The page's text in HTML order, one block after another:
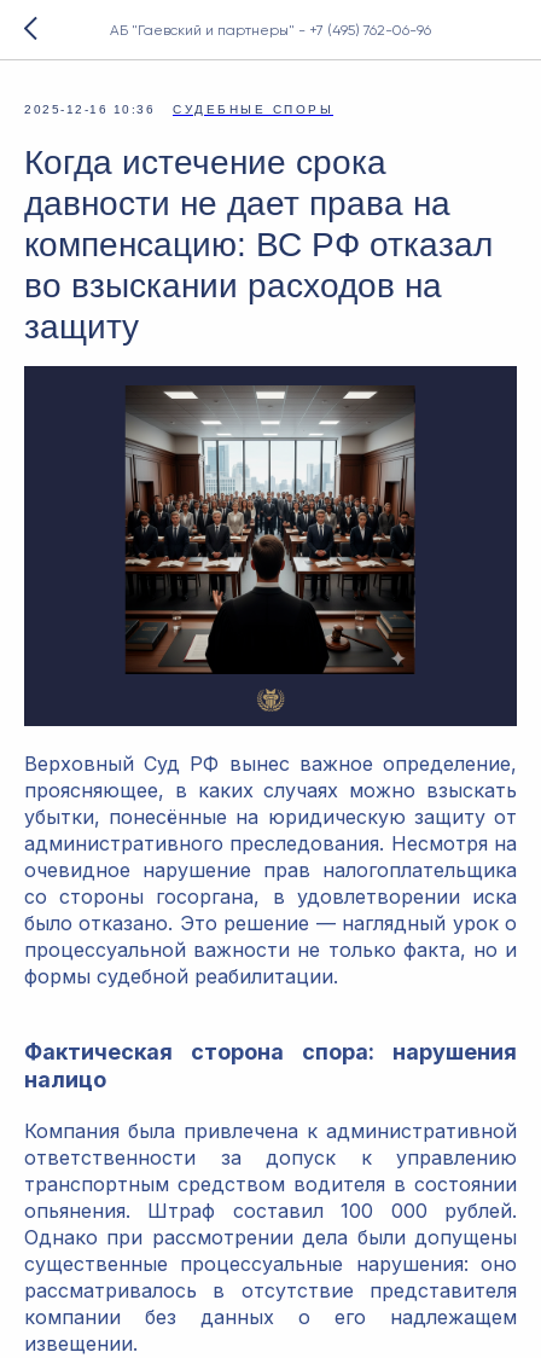
АБ "Гаевский и партнеры" - +7 (495) 762-06-96
2025-12-16 10:36 СУДЕБНЫЕ СПОРЫ
Когда истечение срока
давности не дает права на
компенсацию: ВС РФ отказал
во взыскании расходов на
защиту
Верховный Суд РФ вынес важное определение,
проясняющее, в каких случаях можно взыскать
убытки, понесённые на юридическую защиту от
административного преследования. Несмотря на
очевидное нарушение прав налогоплательщика
со стороны госоргана, в удовлетворении иска
было отказано. Это решение — наглядный урок о
процессуальной важности не только факта, но и
формы судебной реабилитации.
Фактическая сторона спора: нарушения
налицо
Компания была привлечена к административной
ответственности за допуск к управлению
транспортным средством водителя в состоянии
опьянения. Штраф составил 100 000 рублей.
Однако при рассмотрении дела были допущены
существенные процессуальные нарушения: оно
рассматривалось в отсутствие представителя
компании без данных о его надлежащем
извещении.